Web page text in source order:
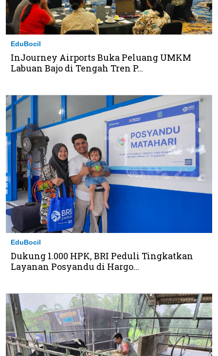
EduBocil
InJourney Airports Buka Peluang UMKM
Labuan Bajo di Tengah Tren P...
EduBocil
Dukung 1.000 HPK, BRI Peduli Tingkatkan
Layanan Posyandu di Hargo...